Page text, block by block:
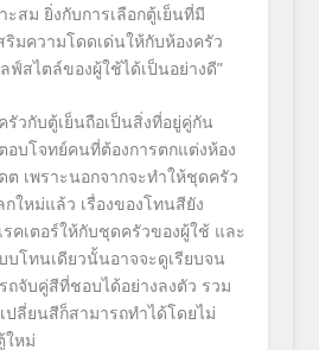
สม ยิ่งกับการเลือกตู้เย็นที่มี
ริมความโดดเด่นให้กับห้องครัว
ฟ์สไตล์ของผู้ใช้ได้เป็นอย่างดี”
รัวกับตู้เย็นถือเป็นสิ่งที่อยู่คู่กัน
อบโจทย์คนที่ต้องการตกแต่งห้อง
ต เพราะนอกจากจะทำให้ชุดครัว
ใหม่แล้ว เรื่องของโทนสียัง
คเตอร์ให้กับชุดครัวของผู้ใช้ และ
บโทนเดียวนั้นอาจจะดูเรียบจน
ถจับคู่สีที่ชอบได้อย่างลงตัว รวม
ปลี่ยนสีก็สามารถทำได้โดยไม่
ใหม่